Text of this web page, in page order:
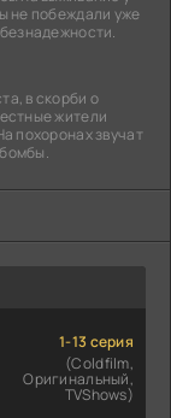
не побеждали уже
в скорби о
жители
похоронах звучат
1-13 серия
(Coldfilm,
Оригинальный,
TVShows)